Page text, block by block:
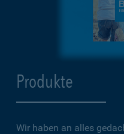
Produkte
Wir haben an alles